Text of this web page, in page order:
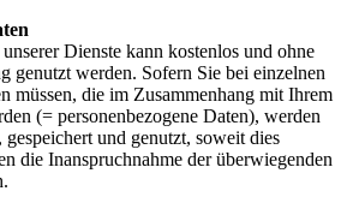
Dienste kann kostenlos und ohne
genutzt werden. Sofern Sie bei einzelnen
müssen, die im Zusammenhang mit Ihrem
(= personenbezogene Daten), werden
gespeichert und genutzt, soweit dies
die Inanspruchnahme der überwiegenden